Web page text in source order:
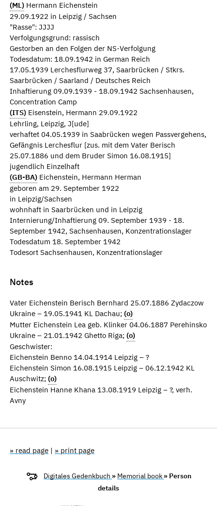
(ML) Hermann Eichenstein
29.09.1922 in Leipzig / Sachsen
"Rasse": JJJJ
Verfolgungsgrund: rassisch
Gestorben an den Folgen der NS-Verfolgung
Todesdatum: 18.09.1942 in German Reich
17.05.1939 Lerchesflurweg 37, Saarbrücken / Stkrs.
Saarbrücken / Saarland / Deutsches Reich
Inhaftierung 09.09.1939 - 18.09.1942 Sachsenhausen,
Concentration Camp
(ITS) Eisenstein, Hermann 29.09.1922
Lehrling, Leipzig, J[ude]
verhaftet 04.05.1939 in Saabrücken wegen Passvergehens,
Gefängnis Lerchesflur [zus. mit dem Vater Berisch
25.07.1886 und dem Bruder Simon 16.08.1915]
jugendlich Einzelhaft
(GB-BA) Eichenstein, Hermann Herman
geboren am 29. September 1922
in Leipzig/Sachsen
wohnhaft in Saarbrücken und in Leipzig
Internierung/Inhaftierung 09. September 1939 - 18.
September 1942, Sachsenhausen, Konzentrationslager
Todesdatum 18. September 1942
Todesort Sachsenhausen, Konzentrationslager
Notes
Vater Eichenstein Berisch Bernhard 25.07.1886 Zydaczow
Ukraine – 19.05.1941 KL Dachau; (o)
Mutter Eichenstein Lea geb. Klinker 04.06.1887 Perehinsko
Ukraine – 21.01.1942 Ghetto Riga; (o)
Geschwister:
Eichenstein Benno 14.04.1914 Leipzig – ?
Eichenstein Simon 16.08.1915 Leipzig – 06.12.1942 KL
Auschwitz; (o)
Eichenstein Hanne Khana 13.08.1919 Leipzig – ?, verh.
Avny
» read page | » print page
Digitales Gedenkbuch » Memorial book » Person
details